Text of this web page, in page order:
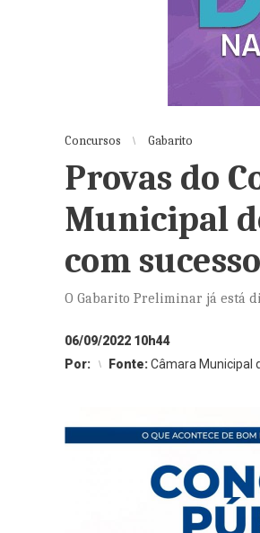
Concursos Gabarito
Provas do
Municipal
com
O Gabarito Preliminar já está
06/09/2022 10h44
Por:
Fonte:Câmara Municipal